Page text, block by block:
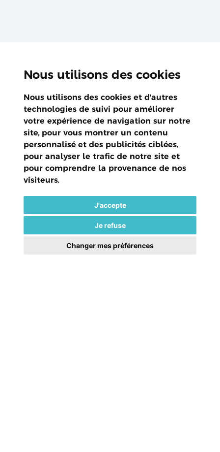
Nous utilisons des cookies
Nous utilisons des cookies et d'autres
technologies de suivi pour améliorer
votre expérience de navigation sur notre
site, pour vous montrer un contenu
personnalisé et des publicités ciblées,
pour analyser le trafic de notre site et
pour comprendre la provenance de nos
visiteurs.
J'accepte
Je refuse
Changer mes préférences